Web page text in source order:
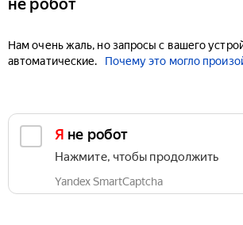
не робот
Нам очень жаль, но запросы с вашего
автоматические.
Почему это могло
Я не робот
Нажмите, чтобы продолжить
Yandex SmartCaptcha